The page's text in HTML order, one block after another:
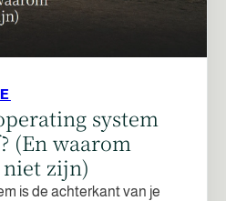
system
(En waarom
niet zijn)
is de achterkant van je